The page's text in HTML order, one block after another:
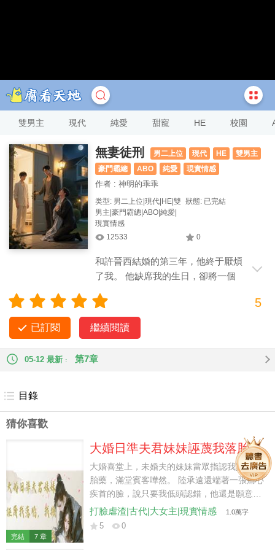
雙男主 現代 純愛 甜寵 HE 校園
無妻徒刑 男二上位 現代 HE
雙男主
豪門霸總
ABO 純愛
現實情感
作者 : 神明的乖乖
类型: 男二上位|現代|HE|雙
男主|豪門霸總|ABO|純愛|
現實情感
狀態: 已完結
12533 0
和許晉西結婚的第三年，他終于厭煩
了我。 他缺席我的生日，卻將一個
話。 「還是 omega 玩起來爽，我家那個 beta 古板又無趣我早
就受夠了。」 七年的愛意被消磨殆盡，我平靜地簽下離婚協議
書。 後來高高在上的許晉西卻在易感期跪在我家門口，顫抖地
手，一腳踢在他心口。 「再敢覬覦我老婆，勞資三條腿都給你
5
已訂閱 繼續閱讀
05-12 最新 第7章
目錄
猜你喜歡
完結 7 章
大婚日準夫君妹妹誣蔑我落胎，
我撤回嫁妝讓陸家跪滿京城
大婚喜堂上，未婚夫的妹妹當眾指認我買過落
胎藥，滿堂賓客嘩然。 陸承遠還端著一張痛心
疾首的臉，說只要我低頭認錯，他還是願意納
我進門。 我掀開蓋頭，先問他妹妹：「藥鋪在
哪條街？藥錢從誰手裡拿的？」 一個謊話，要
打臉虐渣|古代|大女主|現實情感 1.0萬字
5 0